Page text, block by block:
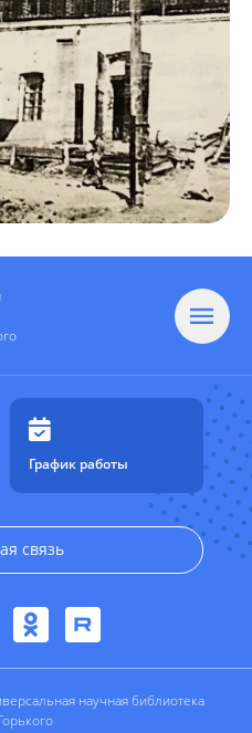
График работы
связь
научная библиотека